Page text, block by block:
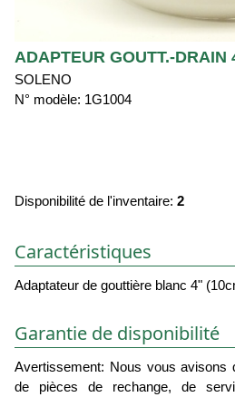
ADAPTEUR GOUTT.-
SOLENO
N° modèle: 1G1004
Disponibilité de l'inventaire: 2
Caractéristiques
Adaptateur de gouttière blanc 4"
Garantie de disponibilité
Avertissement: Nous vous avisons
de pièces de rechange, de